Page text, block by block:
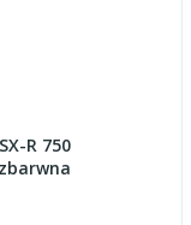
R 750